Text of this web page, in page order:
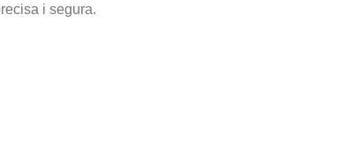
i segura.